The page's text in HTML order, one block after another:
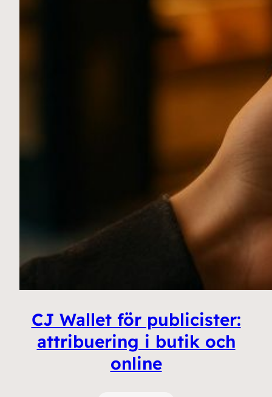
CJ Wallet för publicister:
attribuering i butik och
online